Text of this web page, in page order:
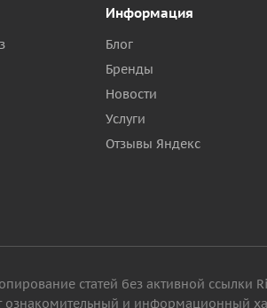
Информация
Блог
Бренды
Новости
Услуги
Отзывы Яндекс
статей без активной ссылки
ознакомительный и информационный